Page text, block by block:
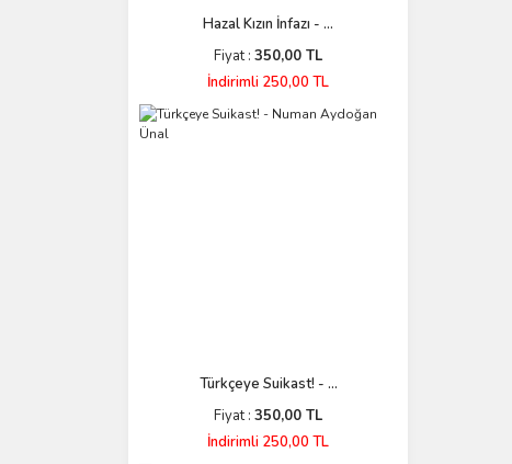
Hazal Kızın İnfazı - ...
Fiyat : 350,00 TL
İndirimli 250,00 TL
Türkçeye Suikast! - ...
Fiyat : 350,00 TL
İndirimli 250,00 TL